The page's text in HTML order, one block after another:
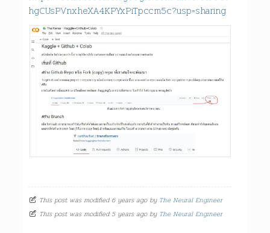
hgCUsPVnxheXA4KPYxPiTpccm5c?usp=sharing
This post was modified 6 years ago by The Neural Engineer
This post was modified 5 years ago by The Neural Engineer